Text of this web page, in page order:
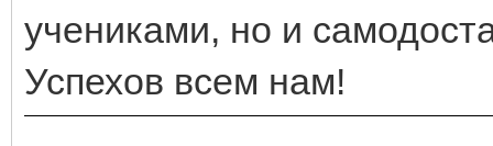
учениками, но и
Успехов всем нам!